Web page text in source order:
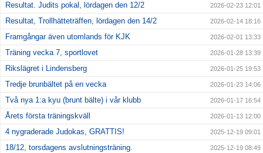
Resultat. Judits pokal, lördagen den 12/2 2026-02-23 12:01
Resultat, Trollhätteträffen, lördagen den 14/2 2026-02-14 18:16
Framgångar även utomlands för KJK 2026-02-01 13:33
Träning vecka 7, sportlovet 2026-01-28 13:39
Rikslägret i Lindensberg 2026-01-25 19:53
Tredje brunbältet på en vecka 2026-01-23 14:06
Två nya 1:a kyu (brunt bälte) i vår klubb 2026-01-17 16:54
Årets första träningskväll 2026-01-13 12:00
4 nygraderade Judokas, GRATTIS! 2025-12-19 09:01
18/12, torsdagens avslutningsträning. 2025-12-19 08:49